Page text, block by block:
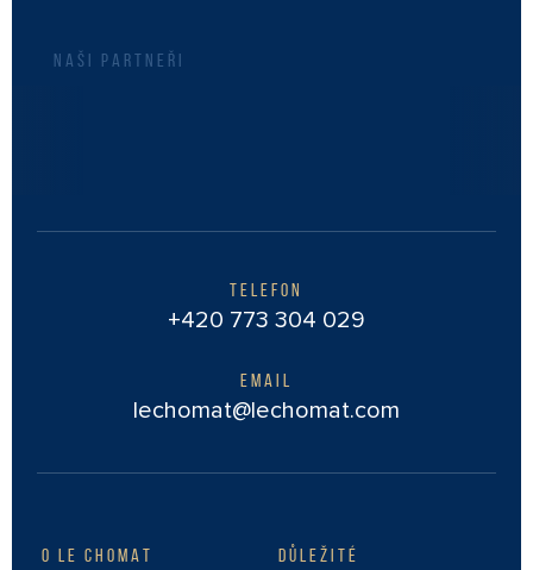
NAŠI PARTNEŘI
TELEFON
+420 773 304 029
EMAIL
lechomat@lechomat.com
O LE CHOMAT DŮLEŽITÉ